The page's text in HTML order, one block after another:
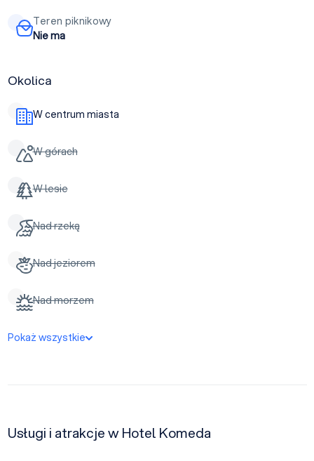
Teren piknikowy
Nie ma
Okolica
W centrum miasta
W górach
W lesie
Nad rzeką
Nad jeziorem
Nad morzem
Pokaż wszystkie
Usługi i atrakcje w Hotel Komeda